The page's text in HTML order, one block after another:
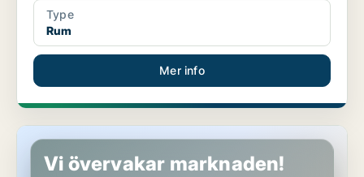
Type
Rum
Mer info
Rum i Limhamn/Bunkeflo
Vi övervakar marknaden!